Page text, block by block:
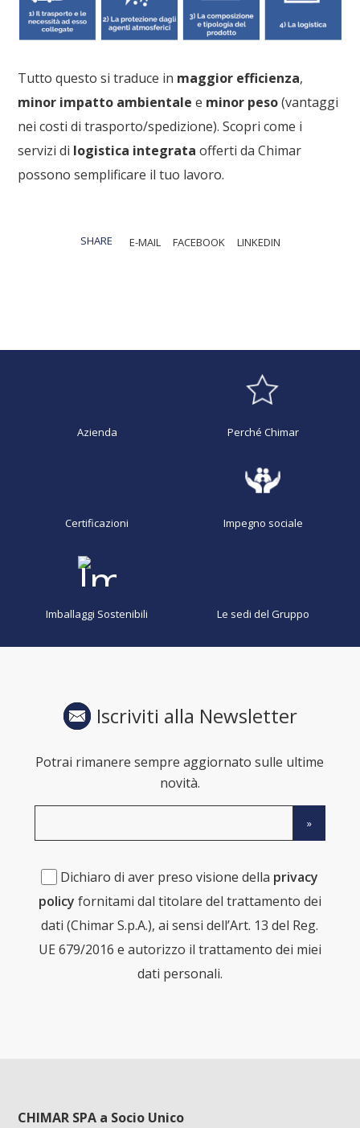
Tutto questo si traduce in maggior efficienza,
minor impatto ambientale e minor peso(vantaggi
nei costi di trasporto/spedizione). Scopri come i
servizi di logistica integrata offerti da Chimar
possono semplificare il tuo lavoro.
SHARE E-MAIL FACEBOOK LINKEDIN
Azienda Perché Chimar
Certificazioni Impegno sociale
Imballaggi Sostenibili Le sedi del Gruppo
Iscriviti alla Newsletter
Potrai rimanere sempre aggiornato sulle ultime
novità.
Dichiaro di aver preso visione della privacy
policy fornitami dal titolare del trattamento dei
dati (Chimar S.p.A.), ai sensi dell’Art. 13 del Reg.
UE 679/2016 e autorizzo il trattamento dei miei
dati personali.
CHIMAR SPA a Socio Unico